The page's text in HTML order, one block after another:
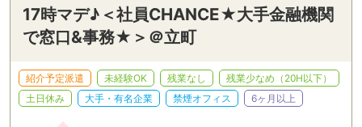
17時マデ♪＜社員CHANCE★大手金融機関
で窓口&事務★＞＠立町
紹介予定派遣 未経験OK 残業なし
残業少なめ（20H以下）
土日休み
大手・有名企業 禁煙オフィス 6ヶ月以上